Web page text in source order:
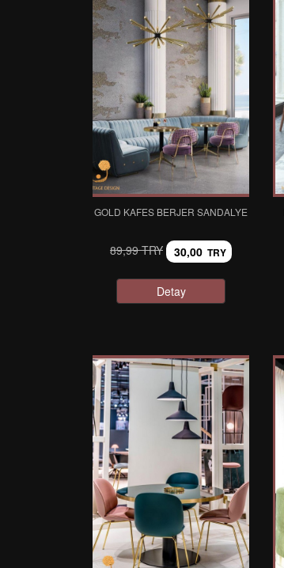
GOLD KAFES BERJER SANDALYE
89,99 TRY 30,00 TRY
Detay